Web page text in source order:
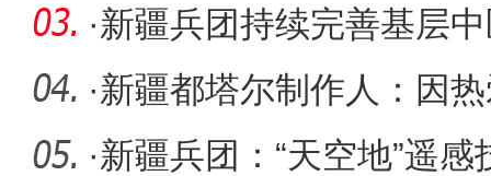
面完成
·新疆兵团持续完善基层
·新疆都塔尔制作人：因
·新疆兵团：“天空地”遥